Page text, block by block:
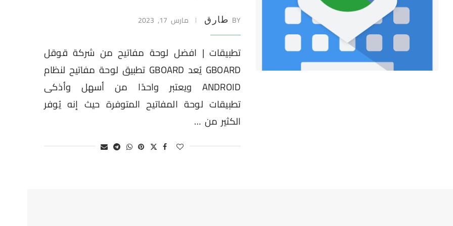
BY طارق مارس 17, 2023
تطبيقات | افضل لوحة مفاتيح من شركة قوقل
GBOARD يُعد GBOARD تطبيق لوحة مفاتيح لنظام
ANDROID ويعتبر واحدًا من أسهل وأذكى
تطبيقات لوحة المفاتيح المتوفرة حيث إنه يُوفر
الكثير من …